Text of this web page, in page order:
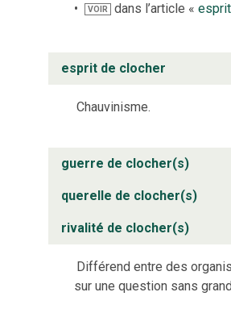
VOIR dans l’article «esprit
esprit de clocher
Chauvinisme.
guerre de clocher(s)
querelle de clocher(s)
rivalité de clocher(s)
Différend entre des
sur une question sans